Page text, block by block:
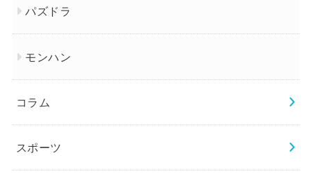
パズドラ
モンハン
コラム
スポーツ